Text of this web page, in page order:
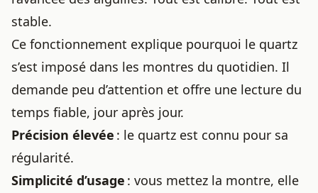
stable.
Ce fonctionnement explique pourquoi le quartz
s’est imposé dans les montres du quotidien. Il
demande peu d’attention et offre une lecture du
temps fiable, jour après jour.
Précision élevée : le quartz est connu pour sa
régularité.
Simplicité d’usage : vous mettez la montre, elle